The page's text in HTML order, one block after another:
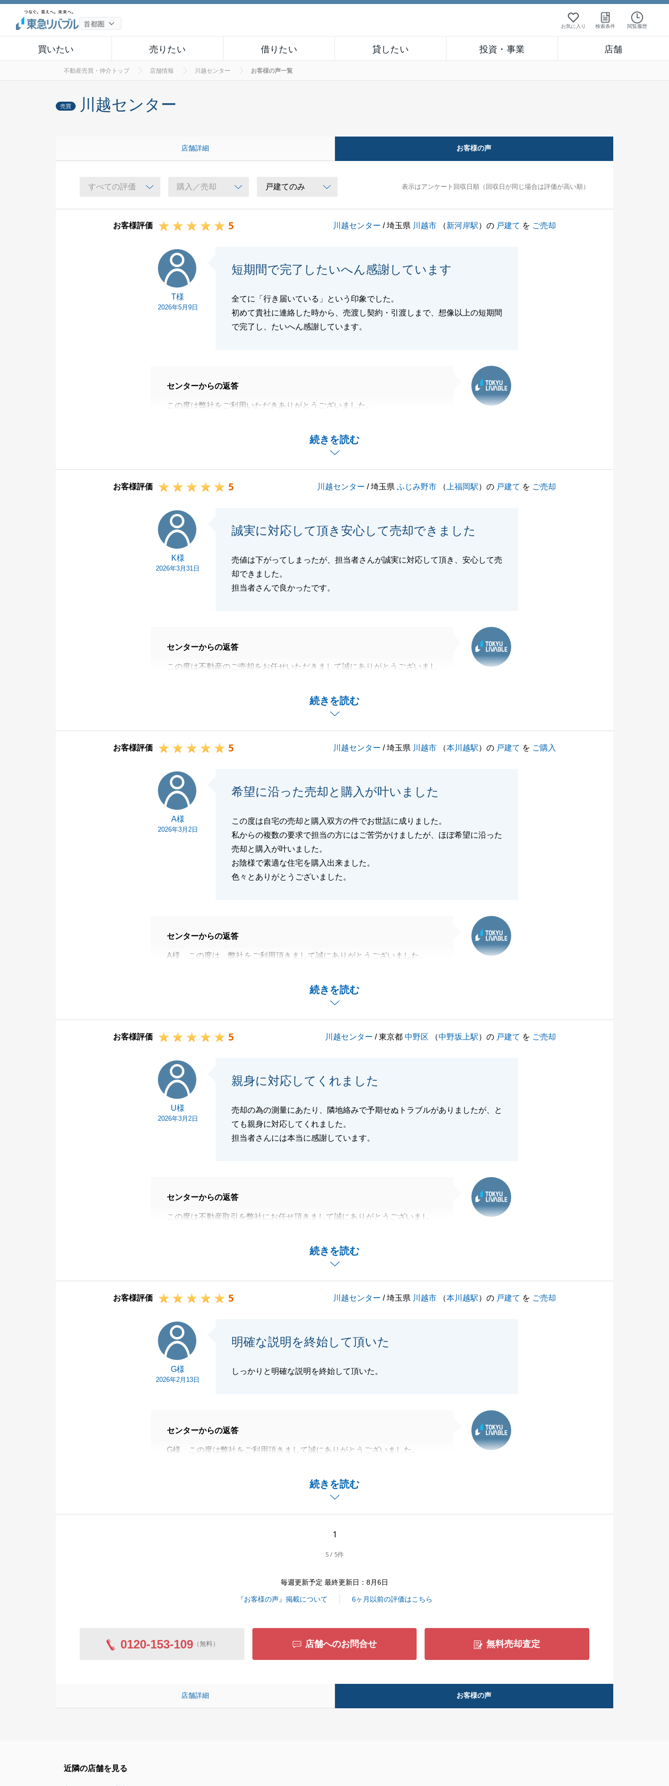
お気に入り 検索条件 閲覧履歴
買いたい 売りたい 借りたい 貸したい 投資・事業 店舗
不動産売買・仲介トップ 店舗情報 川越センター お客様の声一覧
売買 川越センター
店舗詳細 お客様の声
表示はアンケート回収日順（回収日が同じ場合は評価が高い順）
お客様評価 5 川越センター / 埼玉県 川越市 （新河岸駅）の 戸建て を ご売却
T様
2026年5月9日
短期間で完了したいへん感謝しています
全てに「行き届いている」という印象でした。
初めて貴社に連絡した時から、売渡し契約・引渡しまで、想像以上の短期間
で完了し、たいへん感謝しています。
続きを読む
センターからの返答
この度は弊社をご利用いただきありがとうございました。
迅速にご対応いただいたおかげでスムーズにお取引きを完了させることがで
幸いです。
お客様評価 5 川越センター / 埼玉県ふじみ野市 （ 上福岡駅）の 戸建て を ご売却
K様
2026年3月31日
誠実に対応して頂き安心して売却できました
売値は下がってしまったが、担当者さんが誠実に対応して頂き、安心して売
却できました。
担当者さんで良かったです。
続きを読む
センターからの返答
この度は不動産のご売却をお任せいただきまして誠にありがとうございまし
結果的に金額面でのご満足はいただけませんでしたが、安心したお取引をサ
閉じる
お客様評価 5 川越センター / 埼玉県 川越市 （本川越駅）の 戸建て を ご購入
A様
2026年3月2日
希望に沿った売却と購入が叶いました
この度は自宅の売却と購入双方の件でお世話に成りました。
私からの複数の要求で担当の方にはご苦労かけましたが、ほぼ希望に沿った
売却と購入が叶いました。
お陰様で素適な住宅を購入出来ました。
色々とありがとうございました。
続きを読む
センターからの返答
A様、この度は、弊社をご利用頂きまして誠にありがとうございました。
今後とも、末永いお付き合いをどうぞよろしくお願いいたします。
お客様評価 5 川越センター / 東京都中野区 （中野坂上駅）の 戸建て を ご売却
U様
2026年3月2日
親身に対応してくれました
売却の為の測量にあたり、隣地絡みで予期せぬトラブルがありましたが、と
ても親身に対応してくれました。
担当者さんには本当に感謝しています。
続きを読む
センターからの返答
この度は不動産取引を弊社にお任せ頂きまして誠にありがとうございまし
ご契約からご決済まで予期せずことも起きましたが、U様と一緒に乗り越え
無事に最後までお手伝いが出来たこと、非常にうれしく思っております。
お客様評価 5 川越センター / 埼玉県 川越市 （本川越駅）の 戸建て を ご売却
G様
2026年2月13日
明確な説明を終始して頂いた
しっかりと明確な説明を終始して頂いた。
続きを読む
センターからの返答
G様、この度は弊社をご利用頂きまして誠にありがとうございました。
今後とも、不動産のパートナーとして是非お付き合いできればと思っており
1
5 / 5件
毎週更新予定 最終更新日：8月6日
『お客様の声』掲載について 6ヶ月以前の評価はこちら
0120-153-109（無料） 店舗へのお問合せ 無料売却査定
店舗詳細 お客様の声
近隣の店舗を見る